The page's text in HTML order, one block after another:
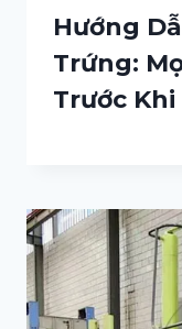
Hướng
Trứng:
Trước